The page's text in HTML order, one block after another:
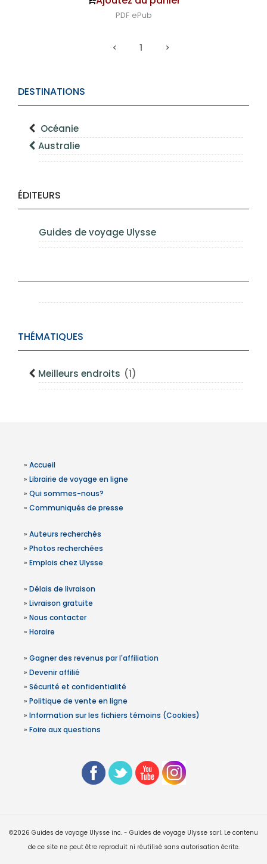
DESTINATIONS
Océanie
Australie
ÉDITEURS
Guides de voyage Ulysse
THÉMATIQUES
Meilleurs endroits (1)
PDF ePub
1
» Accueil
» Librairie de voyage en ligne
» Qui sommes-nous?
» Communiqués de presse
» Auteurs recherchés
» Photos recherchées
» Emplois chez Ulysse
» Délais de livraison
» Livraison gratuite
» Nous contacter
» Horaire
» Gagner des revenus par l'affiliation
» Devenir affilié
» Sécurité et confidentialité
» Politique de vente en ligne
» Information sur les fichiers témoins (Cookies)
» Foire aux questions
©2026 Guides de voyage Ulysse inc. - Guides de voyage Ulysse sarl. Le contenu
de ce site ne peut être reproduit ni réutilisé sans autorisation écrite.